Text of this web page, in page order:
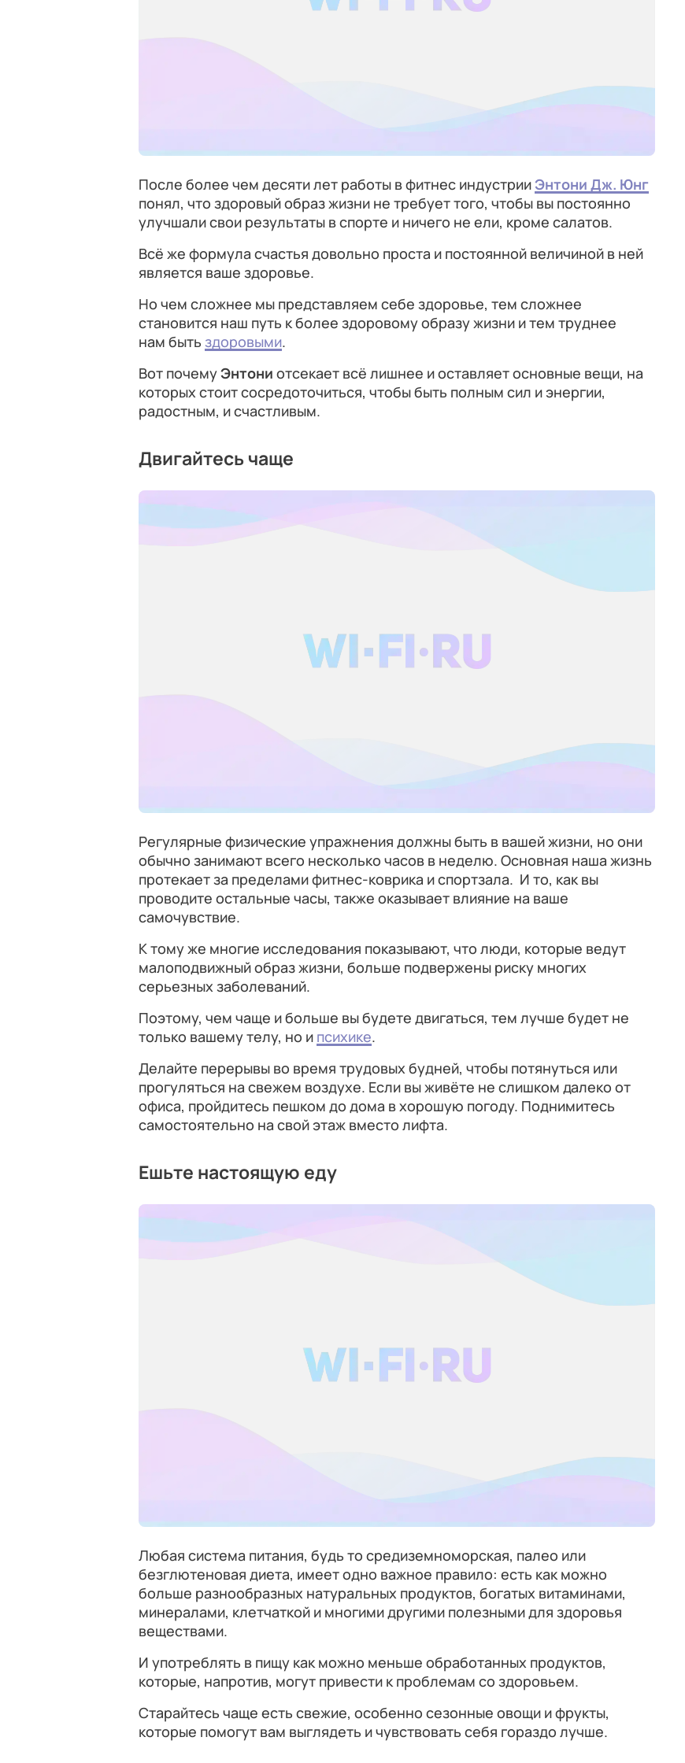
После более чем десяти лет работы в фитнес индустрииЭнтони Дж. Юнг
понял, что здоровый образ жизни не требует того, чтобы вы постоянно
улучшали свои результаты в спорте и ничего не ели, кроме салатов.
Всё же формула счастья довольно проста и постоянной величиной в ней
является ваше здоровье.
Но чем сложнее мы представляем себе здоровье, тем сложнее
становится наш путь к более здоровому образу жизни и тем труднее
нам быть здоровыми.
Вот почемуЭнтони отсекает всё лишнее и оставляет основные вещи, на
которых стоит сосредоточиться, чтобы быть полным сил и энергии,
радостным, и счастливым.
Двигайтесь чаще
Регулярные физические упражнения должны быть в вашей жизни, но они
обычно занимают всего несколько часов в неделю. Основная наша жизнь
протекает за пределами фитнес-коврика и спортзала. И то, как вы
проводите остальные часы, также оказывает влияние на ваше
самочувствие.
К тому же многие исследования показывают, что люди, которые ведут
малоподвижный образ жизни, больше подвержены риску многих
серьезных заболеваний.
Поэтому, чем чаще и больше вы будете двигаться, тем лучше будет не
только вашему телу, но и психике.
Делайте перерывы во время трудовых будней, чтобы потянуться или
прогуляться на свежем воздухе. Если вы живёте не слишком далеко от
офиса, пройдитесь пешком до дома в хорошую погоду. Поднимитесь
самостоятельно на свой этаж вместо лифта.
Ешьте настоящую еду
Любая система питания, будь то средиземноморская, палео или
безглютеновая диета, имеет одно важное правило: есть как можно
больше разнообразных натуральных продуктов, богатых витаминами,
минералами, клетчаткой и многими другими полезными для здоровья
веществами.
И употреблять в пищу как можно меньше обработанных продуктов,
которые, напротив, могут привести к проблемам со здоровьем.
Старайтесь чаще есть свежие, особенно сезонные овощи и фрукты,
которые помогут вам выглядеть и чувствовать себя гораздо лучше.